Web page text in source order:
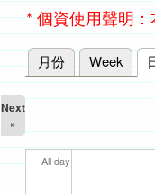
您在這裡
* 個資使用聲明
主要索引標籤
月份 Week
Next
»
All day